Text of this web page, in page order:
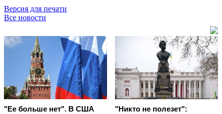
Версия для печати
Все новости
"Ее больше нет". В США
"Никто не полезет":